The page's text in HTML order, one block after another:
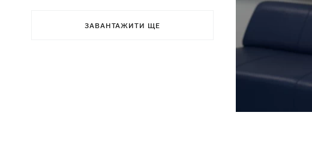
Росіяни атакували рейсовий автобус у
ЗАВАНТАЖИТИ ЩЕ